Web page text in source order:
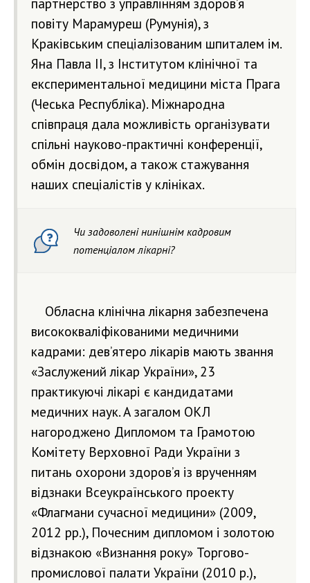
повіту Марамуреш (Румунія), з
Краківським спеціалізованим шпиталем ім.
Яна Павла II, з Інститутом клінічної та
експериментальної медицини міста Прага
(Чеська Республіка). Міжнародна
співпраця дала можливість організувати
спільні науково-практичні конференції,
обмін досвідом, а також стажування
наших спеціалістів у клініках.
Чи задоволені нинішнім кадровим
потенціалом лікарні?
Обласна клінічна лікарня забезпечена
висококваліфікованими медичними
кадрами: дев’ятеро лікарів мають звання
«Заслужений лікар України», 23
практикуючі лікарі є кандидатами
медичних наук. А загалом ОКЛ
нагороджено Дипломом та Грамотою
Комітету Верховної Ради України з
питань охорони здоров’я із врученням
відзнаки Всеукраїнського проекту
«Флагмани сучасної медицини» (2009,
2012 рр.), Почесним дипломом і золотою
відзнакою «Визнання року» Торгово-
промислової палати України (2010 р.),